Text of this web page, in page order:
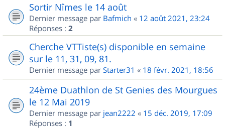
Sortir Nîmes le 14 août
Dernier message par Bafmich « 12 août 2021, 23:24
Réponses : 2
Cherche VTTiste(s) disponible en semaine
sur le 11, 31, 09, 81.
Dernier message par Starter31 « 18 févr. 2021, 18:56
24ème Duathlon de St Genies des Mourgues
le 12 Mai 2019
Dernier message par jean2222 « 15 déc. 2019, 17:09
Réponses : 1